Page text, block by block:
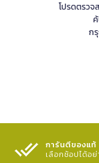
โปรดตรวจ
ก
การันตีของแท้
เลือกช้อปได้อ